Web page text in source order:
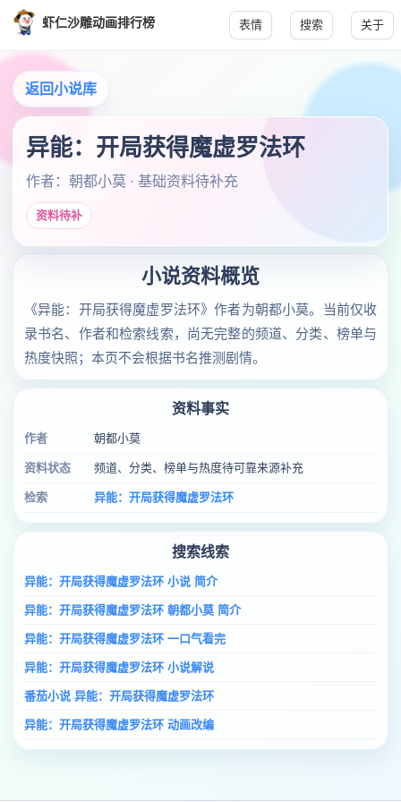
虾仁沙雕动画排行榜 表情 搜索 关于
返回小说库
异能：开局获得魔虚罗法环
作者：朝都小莫 · 基础资料待补充
资料待补
小说资料概览
《异能：开局获得魔虚罗法环》作者为朝都小莫。当前仅收
录书名、作者和检索线索，尚无完整的频道、分类、榜单与
热度快照；本页不会根据书名推测剧情。
资料事实
作者 朝都小莫
资料状态 频道、分类、榜单与热度待可靠来源补充
检索 异能：开局获得魔虚罗法环
搜索线索
异能：开局获得魔虚罗法环 小说 简介
异能：开局获得魔虚罗法环 朝都小莫 简介
异能：开局获得魔虚罗法环 一口气看完
异能：开局获得魔虚罗法环 小说解说
番茄小说 异能：开局获得魔虚罗法环
异能：开局获得魔虚罗法环 动画改编